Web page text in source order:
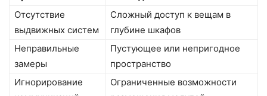
Отсутствие
выдвижных систем
Сложный доступ к вещам в
глубине шкафов
Неправильные
замеры
Пустующее или непригодное
пространство
Игнорирование
Ограниченные возможности